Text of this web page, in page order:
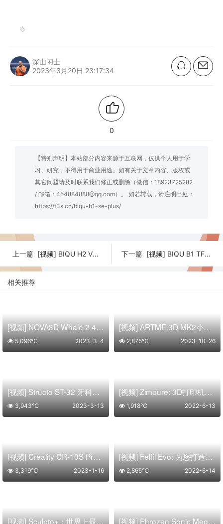
深山闲士
2023年3月20日 23:17:34
0
【特别声明】本站部分内容来源于互联网，仅供个人用于学
习、研究，不得用于商业用途。如有关于文章内容、版权或
其它问题请及时联系我们修正或删除（微信：18923725282
/ 邮箱：454884888@qq.com）。 如若转载，请注明出处：
https://f3s.cn/biqu-b1-se-plus/
上一篇: [视频] BIQU H2 V2S REVO 适用于3D打印机的直驱/近程挤出机 下一篇: [视频] BIQU B1 TFT35 B1 V3.0 32位双操作系统 FDM 3D打印机
相关推荐
[视频] NOVA3D Whale 2 4K 8.9寸 免调平MSLA 3D打印机
2023-3-4
5,096℃
[视频] ARTME 3D MK2小型桌面级长丝回收再生挤出机 开源可DIY
2023-10-26
2,875℃
[视频] Structo ST-32 牙科专用矫正器模型制造的半自动 MSLA 3D打印机
2023-3-13
3,943℃
[视频] Zimpure: 3D打印机过滤解决方案
2022-6-13
1,918℃
[视频] Creality CR-10S Pro 3D打印机 自动调平 双齿轮挤出
2023-1-16
3,319℃
[视频] Felfil Evo: 为您打造的用于 3D打印机的长丝挤出机
2022-6-14
2,865℃
[视频] Sculpto+：世界上最人性化的桌面 3D 打印机 [视频] Phrozen Sonic Mega 8KS：15寸8K LCD 3D打印机您可靠的生产力野兽